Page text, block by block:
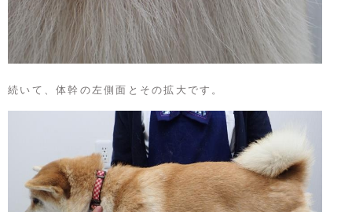
続いて、体幹の左側面とその拡大です。